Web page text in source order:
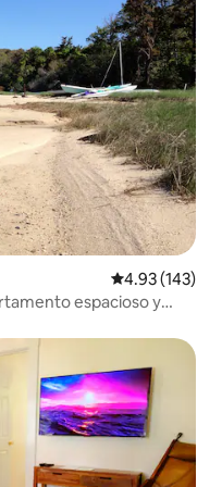
Calificación
4.93 (143)
espacioso y